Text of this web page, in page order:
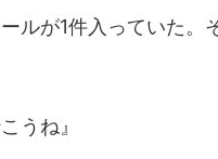
ルが1件入っていた。
うね』